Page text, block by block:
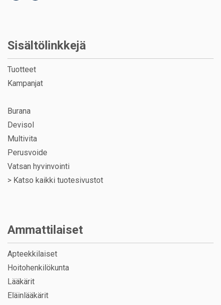
Sisältölinkkejä
Tuotteet
Kampanjat
Burana
Devisol
Multivita
Perusvoide
Vatsan hyvinvointi
> Katso kaikki tuotesivustot
Ammattilaiset
Apteekkilaiset
Hoitohenkilökunta
Lääkärit
Eläinlääkärit